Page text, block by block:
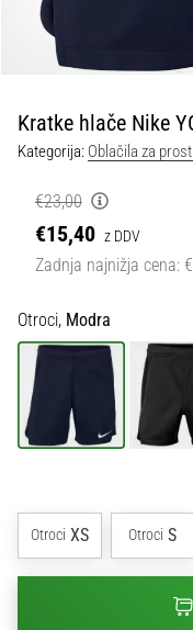
nogometni
in
dotik
11teamsports
1. 7. 2025
1 min. branja
Play
for
More
Victories
Pripravi
ženski
2025
Kratke hlače Nike
Kategorija: Oblačila za
€23,00
€15,40 z DDV
Zadnja najnižja cena:
Otroci, Modra
Otroci XS Otroci S